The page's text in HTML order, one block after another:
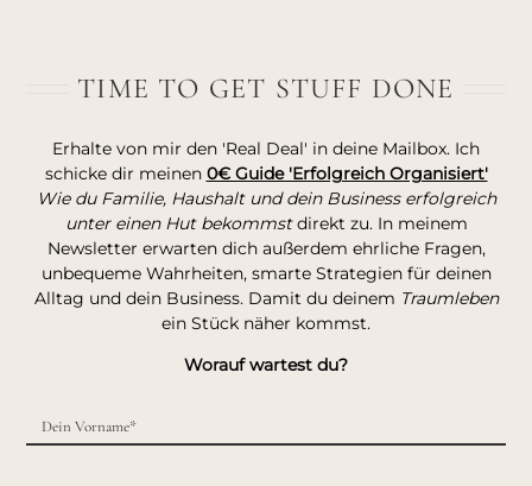
TIME TO GET STUFF DONE
Erhalte von mir den 'Real Deal' in deine Mailbox. Ich
schicke dir meinen 0€ Guide 'Erfolgreich Organisiert'
Wie du Familie, Haushalt und dein Business erfolgreich
unter einen Hut bekommstdirekt zu. In meinem
Newsletter erwarten dich außerdem ehrliche Fragen,
unbequeme Wahrheiten, smarte Strategien für deinen
Alltag und dein Business. Damit du deinem Traumleben
ein Stück näher kommst.
Worauf wartest du?